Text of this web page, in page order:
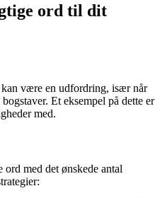
ord til dit
være en udfordring, især når
Et eksempel på dette er
med.
med det ønskede antal